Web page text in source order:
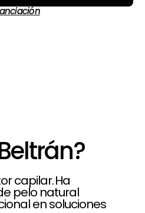
capilar. Ha
pelo natural
en soluciones